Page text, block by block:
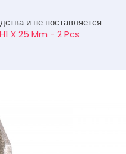
и не поставляется
X 25 Mm - 2 Pcs